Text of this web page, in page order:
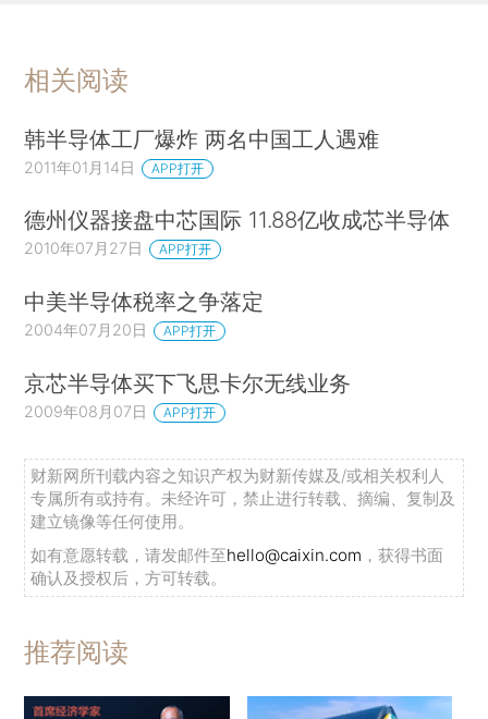
相关阅读
韩半导体工厂爆炸 两名中国工人遇难
2011年01月14日 APP打开
德州仪器接盘中芯国际 11.88亿收成芯半导体
2010年07月27日 APP打开
中美半导体税率之争落定
2004年07月20日 APP打开
京芯半导体买下飞思卡尔无线业务
2009年08月07日 APP打开
财新网所刊载内容之知识产权为财新传媒及/或相关权利人
专属所有或持有。未经许可，禁止进行转载、摘编、复制及
建立镜像等任何使用。
如有意愿转载，请发邮件至hello@caixin.com ，获得书面
确认及授权后，方可转载。
推荐阅读